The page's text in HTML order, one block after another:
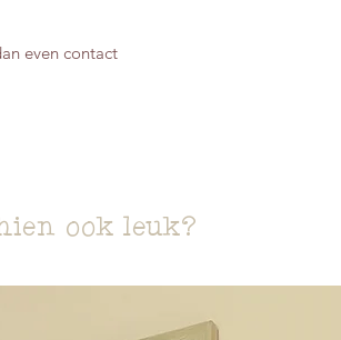
even contact
ook leuk?